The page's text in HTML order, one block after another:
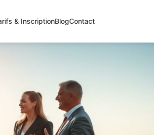
& InscriptionBlogContact